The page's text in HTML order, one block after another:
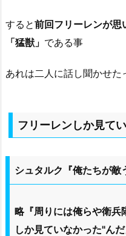
すると前回フリーレンが思
「猛獣」 である事
あれは二人に話し聞かせた
フリーレンしか見て
シュタルク『俺たちが敵
略『周りには俺らや衛兵
しか見ていなかった"んだ